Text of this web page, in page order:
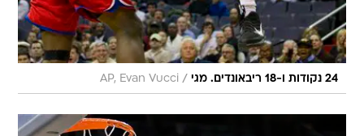
24 נקודות ו-18 ריבאונדים. מגי /
AP, Evan Vucci